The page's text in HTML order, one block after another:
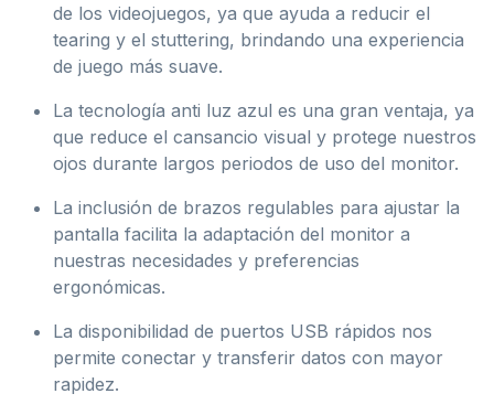
de los videojuegos, ya que ayuda a reducir el
tearing y el stuttering, brindando una experiencia
de juego más suave.
La tecnología anti luz azul es una gran ventaja, ya
que reduce el cansancio visual y protege nuestros
ojos durante largos periodos de uso del monitor.
La inclusión de brazos regulables para ajustar la
pantalla facilita la adaptación del monitor a
nuestras necesidades y preferencias
ergonómicas.
La disponibilidad de puertos USB rápidos nos
permite conectar y transferir datos con mayor
rapidez.